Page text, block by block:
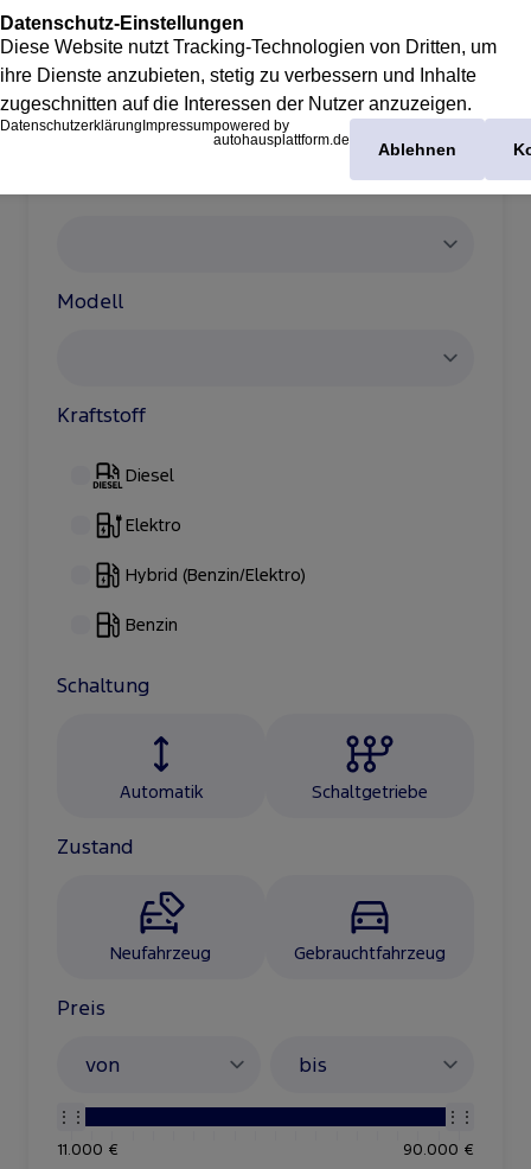
Modell
Kraftstoff
Diesel
Elektro
Hybrid (Benzin/Elektro)
Benzin
Schaltung
Automatik Schaltgetriebe
Zustand
Neufahrzeug Gebrauchtfahrzeug
Preis
11.000 € 90.000 €